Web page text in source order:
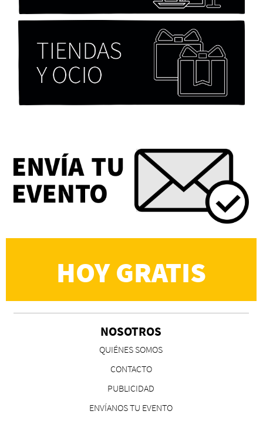
Chicas tristes de Fernanda Tovar
Eva Valero Juan: "Una mirada que construía un
universo donde lo único verdaderamente
importante eran los amigos y la literatura"
Martín Carrasco
CS, de José María Salazar
Invitadxs EnLima
HOY GRATIS
NOSOTROS
QUIÉNES SOMOS
CONTACTO
PUBLICIDAD
ENVÍANOS TU EVENTO